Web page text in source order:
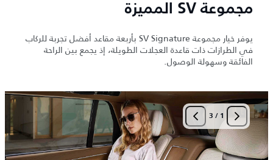
مجموعة SV المميزة
يوفر خيار مجموعة SV Signature بأربعة مقاعد أفضل تجربة للركاب
في الطرازات ذات قاعدة العجلات الطويلة، إذ يجمع بين الراحة
الفائقة وسهولة الوصول.
1
/
3